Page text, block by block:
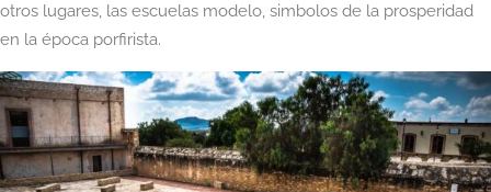
otros lugares, las escuelas modelo, simbolos de la prosperidad
en la época porfirista.